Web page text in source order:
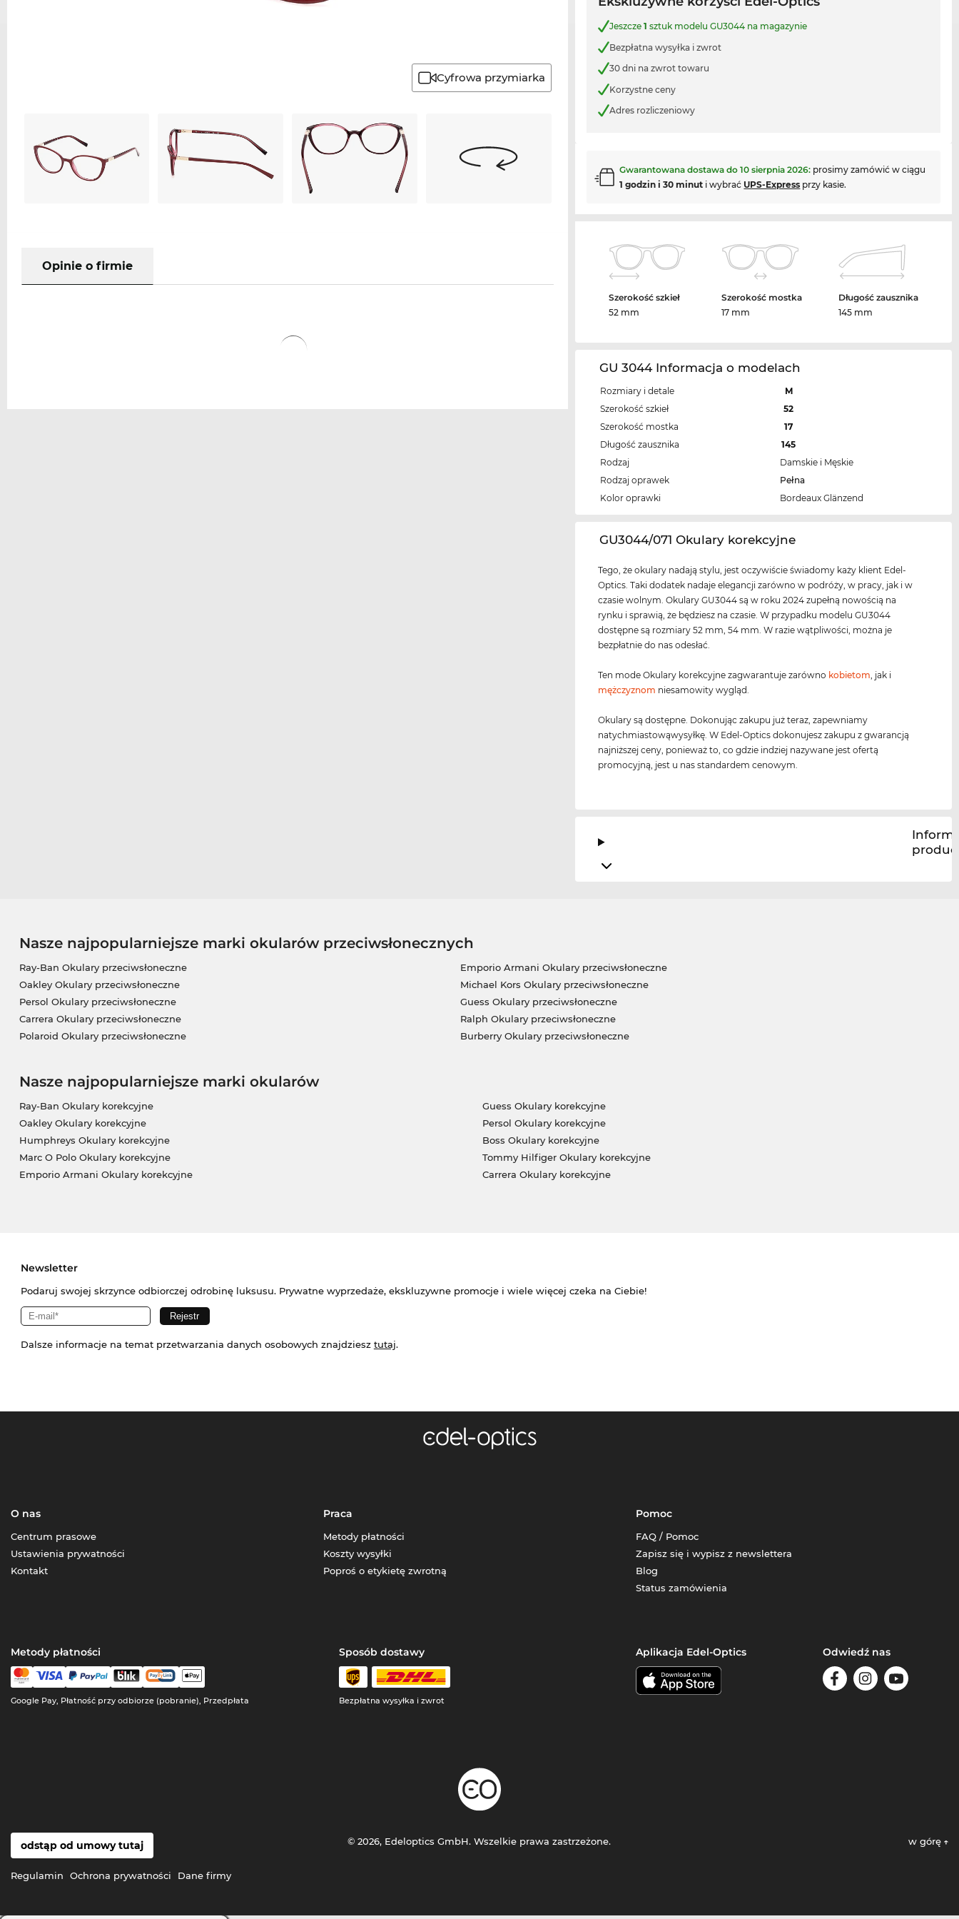
Cyfrowa przymiarka
Opinie o firmie
Jeszcze1 sztuk modelu GU3044 na magazynie
Bezpłatna wysyłka i zwrot
30 dni na zwrot towaru
Korzystne ceny
Adres rozliczeniowy
Gwarantowana dostawa do10 sierpnia 2026: prosimy zamówić w ciągu
1 godzin i 30 minut i wybrać UPS-Express przy kasie.
Szerokość szkieł
52 mm
Szerokość mostka
17 mm
Długość zausznika
145 mm
GU 3044 Informacja o modelach
Rozmiary i detale
M
Szerokość szkieł
52
Szerokość mostka
17
Długość zausznika
145
Rodzaj
Damskie i Męskie
Rodzaj oprawek
Pełna
Kolor oprawki
Bordeaux Glänzend
‌GU3044/071 Okulary korekcyjne
Tego, że okulary nadają stylu, jest oczywiście świadomy każy klient Edel-
Optics. Taki dodatek nadaje elegancji zarówno w podróży, w pracy, jak i w
czasie wolnym. Okulary GU3044 są w roku 2024 zupełną nowością na
rynku i sprawią, że będziesz na czasie. W przypadku modelu GU3044
dostępne są rozmiary 52 mm, 54 mm. W razie wątpliwości, można je
bezpłatnie do nas odesłać.
Ten mode Okulary korekcyjne zagwarantuje zarówno kobietom , jak i
mężczyznom niesamowity wygląd.
Okulary są dostępne. Dokonując zakupu już teraz, zapewniamy
natychmiastowąwysyłkę. W Edel-Optics dokonujesz zakupu z gwarancją
najniższej ceny, ponieważ to, co gdzie indziej nazywane jest ofertą
promocyjną, jest u nas standardem cenowym.
Nasze najpopularniejsze marki okularów przeciwsłonecznych
Ray-Ban Okulary przeciwsłoneczne
Oakley Okulary przeciwsłoneczne
Persol Okulary przeciwsłoneczne
Carrera Okulary przeciwsłoneczne
Polaroid Okulary przeciwsłoneczne
Emporio Armani Okulary przeciwsłoneczne
Michael Kors Okulary przeciwsłoneczne
Guess Okulary przeciwsłoneczne
Ralph Okulary przeciwsłoneczne
Burberry Okulary przeciwsłoneczne
Nasze najpopularniejsze marki okularów
Ray-Ban Okulary korekcyjne
Oakley Okulary korekcyjne
Humphreys Okulary korekcyjne
Marc O Polo Okulary korekcyjne
Emporio Armani Okulary korekcyjne
Guess Okulary korekcyjne
Persol Okulary korekcyjne
Boss Okulary korekcyjne
Tommy Hilfiger Okulary korekcyjne
Carrera Okulary korekcyjne
Newsletter
Podaruj swojej skrzynce odbiorczej odrobinę luksusu. Prywatne wyprzedaże, ekskluzywne promocje i wiele więcej czeka na Ciebie!
Dalsze informacje na temat przetwarzania danych osobowych znajdziesz tutaj.
O nas
Centrum prasowe
Ustawienia prywatności
Kontakt
Praca
Metody płatności
Koszty wysyłki
Poproś o etykietę zwrotną
Pomoc
FAQ / Pomoc
Zapisz się i wypisz z newslettera
Blog
Status zamówienia
Metody płatności
Google Pay, Płatność przy odbiorze (pobranie), Przedpłata
Sposób dostawy
Bezpłatna wysyłka i zwrot
Aplikacja Edel-Optics Odwiedź nas
odstąp od umowy tutaj
Regulamin Ochrona prywatności Dane firmy
© 2026, Edeloptics GmbH. Wszelkie prawa zastrzeżone. w górę